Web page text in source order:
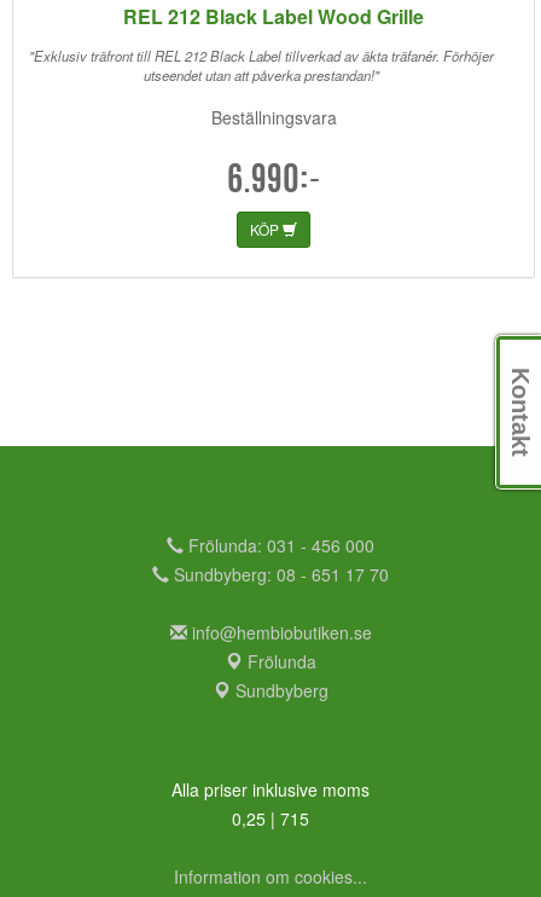
REL 212 Black Label Wood Grille
"Exklusiv träfront till REL 212 Black Label tillverkad av äkta träfanér. Förhöjer
utseendet utan att påverka prestandan!"
Beställningsvara
6.990:-
KÖP
Frölunda: 031 - 456 000
Sundbyberg: 08 - 651 17 70
info@hembiobutiken.se
Frölunda
Sundbyberg
Alla priser inklusive moms
0,25 | 715
Information om cookies...
Kontakt